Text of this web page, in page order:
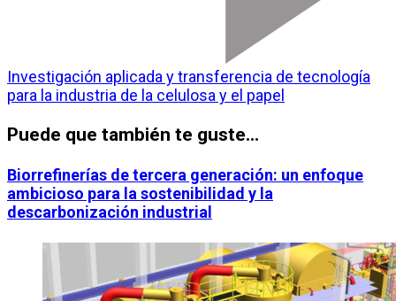
Investigación aplicada y transferencia de tecnología
para la industria de la celulosa y el papel
Puede que también te guste...
Biorrefinerías de tercera generación: un enfoque
ambicioso para la sostenibilidad y la
descarbonización industrial